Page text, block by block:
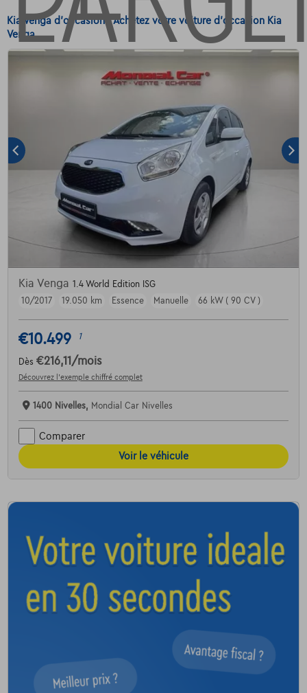
Kia Venga d'occasion - Achetez votre voiture d'occasion Kia
Venga
Kia Venga 1.4 World Edition ISG
10/2017
19.050 km Essence Manuelle 66 kW ( 90 CV )
€10.499 1
Dès €216,11 /mois
Découvrez l’exemple chiffré complet
1400 Nivelles, Mondial Car Nivelles
Comparer
Voir le véhicule